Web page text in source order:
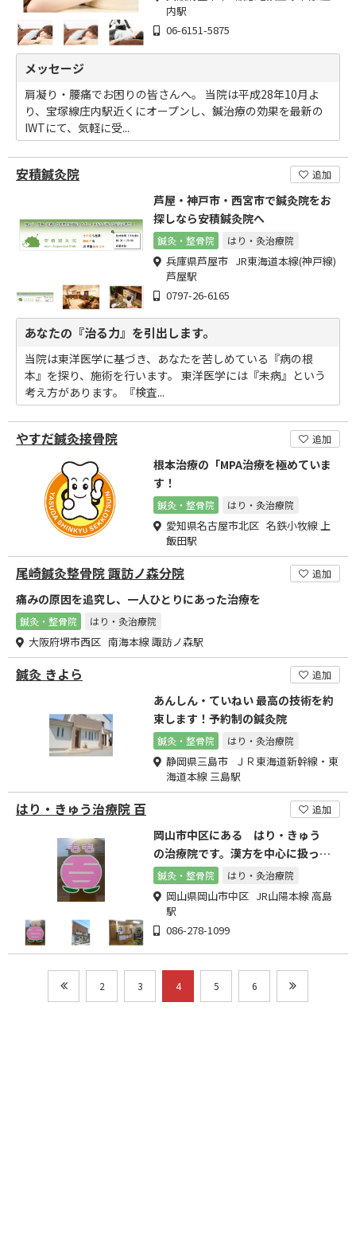
内駅
06-6151-5875
メッセージ
肩凝り・腰痛でお困りの皆さんへ。 当院は平成28年10月よ
り、宝塚線庄内駅近くにオープンし、鍼治療の効果を最新の
IWTにて、気軽に受...
安積鍼灸院 追加
芦屋・神戸市・西宮市で鍼灸院をお
探しなら安積鍼灸院へ
鍼灸・整骨院 はり・灸治療院
兵庫県芦屋市 JR東海道本線(神戸線)
芦屋駅
0797-26-6165
あなたの『治る力』を引出します。
当院は東洋医学に基づき、あなたを苦しめている『病の根
本』を探り、施術を行います。 東洋医学には『未病』という
考え方があります。『検査...
やすだ鍼灸接骨院 追加
根本治療の「MPA治療を極めていま
す！
鍼灸・整骨院 はり・灸治療院
愛知県名古屋市北区 名鉄小牧線 上
飯田駅
尾崎鍼灸整骨院 諏訪ノ森分院 追加
痛みの原因を追究し、一人ひとりにあった治療を
鍼灸・整骨院 はり・灸治療院
大阪府堺市西区 南海本線 諏訪ノ森駅
鍼灸 きよら 追加
あんしん・ていねい 最高の技術を約
束します！予約制の鍼灸院
鍼灸・整骨院 はり・灸治療院
静岡県三島市 ＪＲ東海道新幹線・東
海道本線 三島駅
はり・きゅう治療院 百 追加
岡山市中区にある はり・きゅう
の治療院です。漢方を中心に扱って
いる薬店が併設しています。
鍼灸・整骨院 はり・灸治療院
岡山県岡山市中区 JR山陽本線 高島
駅
086-278-1099
2 3 4 5 6